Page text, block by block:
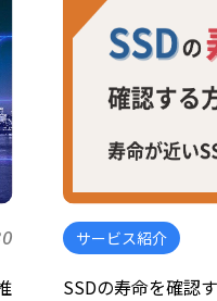
サービス紹介
SSDの寿命を確認